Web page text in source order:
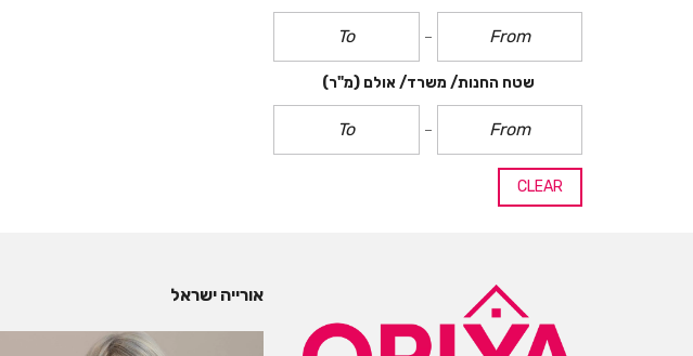
שטח החנות/ משרד/ אולם(מ"ר)
CLEAR
אורייה ישראל